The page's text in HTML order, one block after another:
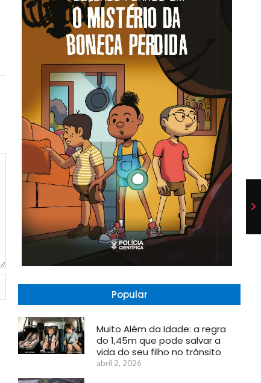
Popular
Muito Além da Idade: a regra
do 1,45m que pode salvar a
vida do seu filho no trânsito
abril 2, 2026